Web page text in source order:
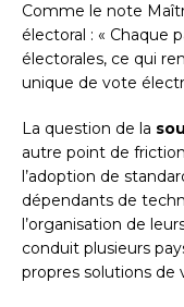
Comme le note
électoral : « Chaque
électorales, ce qui
unique de vote
La question de la
autre point de
l’adoption de
dépendants de
l’organisation de
conduit plusieurs
propres solutions de